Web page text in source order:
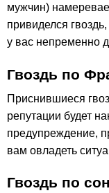
мужчин)
привиделся
у вас непременно
Гвоздь по
Приснившиеся
репутации будет
предупреждение,
вам овладеть
Гвоздь по